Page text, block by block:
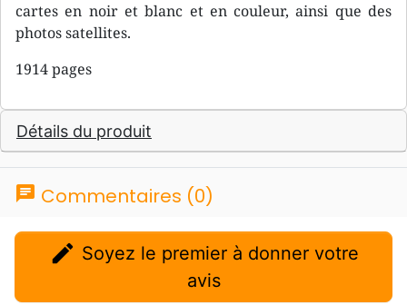
cartes en noir et blanc et en couleur, ainsi que des
photos satellites.
1914 pages
Détails du produit
chat Commentaires (0)
edit
avis